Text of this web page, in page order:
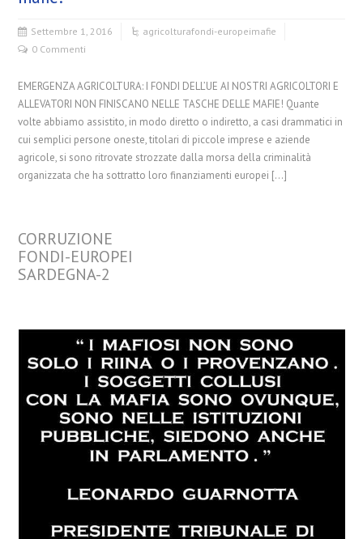
Settembre 1, 2016 agricolturafondi-europeimafie
0 Commenti
EMERGENZA AGRICOLTURA: I FONDI DELL’UE AI NOSTRI AGRICOLTORI E
ALLEVATORI NON FINISCANO NELLE TASCHE DELLE MAFIE! Quante
volte abbiamo assistito, in modo diretto o indiretto, a casi drammatici in
cui semplici persone oneste, titolari di piccole imprese e aziende
agricole, si sono ritrovate strozzate dalla morsa della criminalità
organizzata che ha sottratto loro finanziamenti europei […]
CORRUZIONE
FONDI-EUROPEI
SARDEGNA-2